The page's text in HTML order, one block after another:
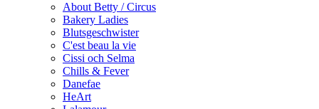
About Betty / Circus
Bakery Ladies
Blutsgeschwister
C'est beau la vie
Cissi och Selma
Chills & Fever
Danefae
HeArt